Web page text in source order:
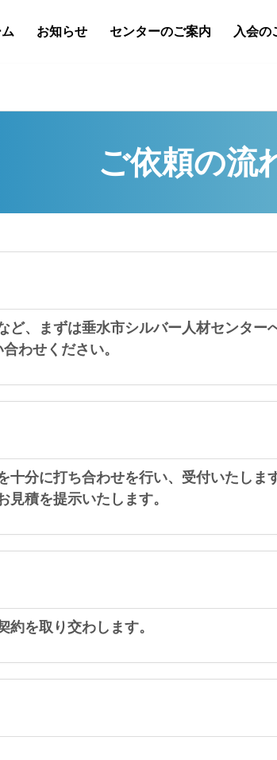
お知らせ センターのご案内 入会の
ご依頼の流
ど、まずは垂水市シルバー人材センター
わせください。
分に打ち合わせを行い、受付いたします
積を提示いたします。
を取り交わします。